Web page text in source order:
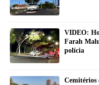
VIDEO:
Farah
polícia
Cemitérios